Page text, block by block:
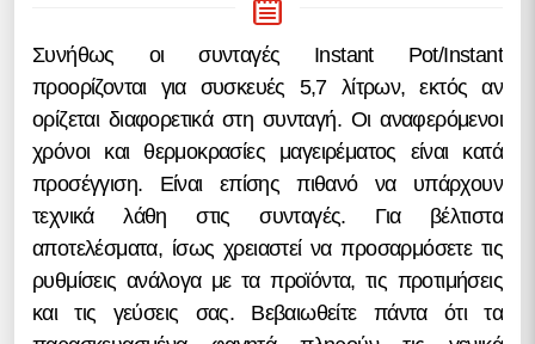
Συνήθως οι συνταγές Instant Pot/Instant
προορίζονται για συσκευές 5,7 λίτρων, εκτός αν
ορίζεται διαφορετικά στη συνταγή. Οι αναφερόμενοι
χρόνοι και θερμοκρασίες μαγειρέματος είναι κατά
προσέγγιση. Είναι επίσης πιθανό να υπάρχουν
τεχνικά λάθη στις συνταγές. Για βέλτιστα
αποτελέσματα, ίσως χρειαστεί να προσαρμόσετε τις
ρυθμίσεις ανάλογα με τα προϊόντα, τις προτιμήσεις
και τις γεύσεις σας. Βεβαιωθείτε πάντα ότι τα